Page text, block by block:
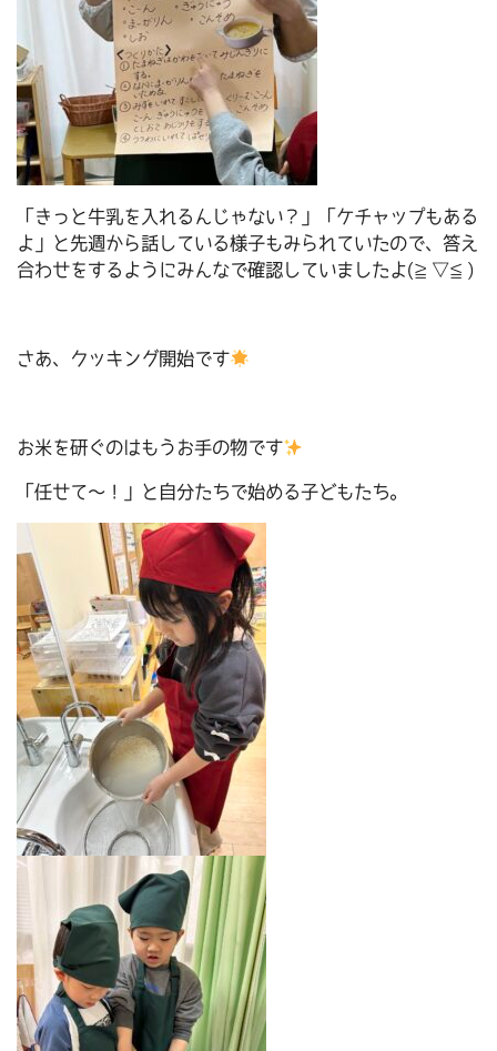
「きっと牛乳を入れるんじゃない？」「ケチャップもある
よ」と先週から話している様子もみられていたので、答え
合わせをするようにみんなで確認していましたよ(≧▽≦)
さあ、クッキング開始です
お米を研ぐのはもうお手の物です
「任せて～！」と自分たちで始める子どもたち。